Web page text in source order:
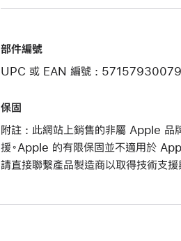
部件編號
UPC 或 EAN 編號 :
保固
附註 : 此網站上銷售的非屬 Apple 品
援。Apple 的有限保固並不適用於
請直接聯繫產品製造商以取得技術支援